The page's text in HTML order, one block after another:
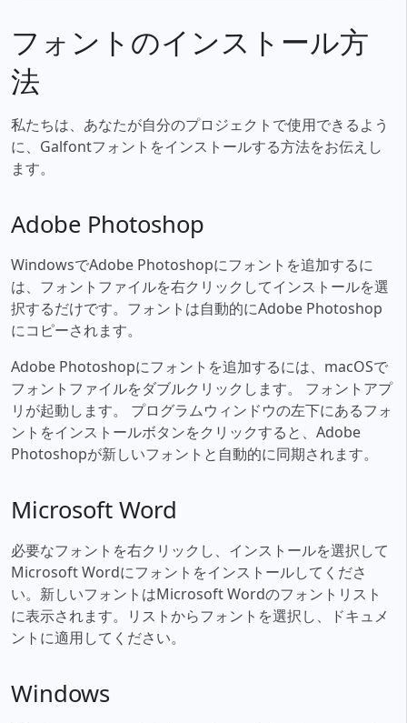
フォントのインストール方
法
私たちは、あなたが自分のプロジェクトで使用できるよう
に、Galfontフォントをインストールする方法をお伝えし
ます。
Adobe Photoshop
WindowsでAdobe Photoshopにフォントを追加するに
は、フォントファイルを右クリックしてインストールを選
択するだけです。フォントは自動的にAdobe Photoshop
にコピーされます。
Adobe Photoshopにフォントを追加するには、macOSで
フォントファイルをダブルクリックします。 フォントアプ
リが起動します。 プログラムウィンドウの左下にあるフォ
ントをインストールボタンをクリックすると、Adobe
Photoshopが新しいフォントと自動的に同期されます。
Microsoft Word
必要なフォントを右クリックし、インストールを選択して
Microsoft Wordにフォントをインストールしてくださ
い。新しいフォントはMicrosoft Wordのフォントリスト
に表示されます。リストからフォントを選択し、ドキュメ
ントに適用してください。
Windows